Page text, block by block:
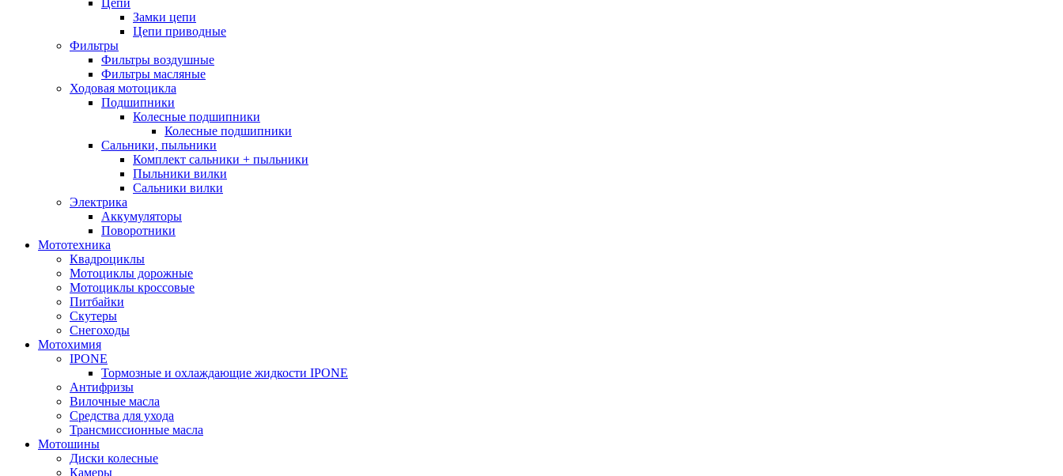
Цепи
Замки цепи
Цепи приводные
Фильтры
Фильтры воздушные
Фильтры масляные
Ходовая мотоцикла
Подшипники
Колесные подшипники
Колесные подшипники
Сальники, пыльники
Комплект сальники + пыльники
Пыльники вилки
Сальники вилки
Электрика
Аккумуляторы
Поворотники
Мототехника
Квадроциклы
Мотоциклы дорожные
Мотоциклы кроссовые
Питбайки
Скутеры
Снегоходы
Мотохимия
IPONE
Тормозные и охлаждающие жидкости IPONE
Антифризы
Вилочные масла
Средства для ухода
Трансмиссионные масла
Мотошины
Диски колесные
Камеры